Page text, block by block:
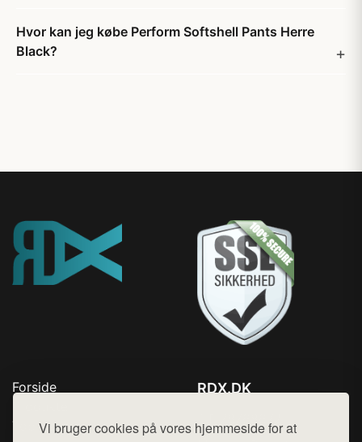
Vi bruger cookies på vores hjemmeside for at
Hvor kan jeg købe Perform Softshell Pants Herre
Black?
Forside
Top Rabatter
RDX.DK